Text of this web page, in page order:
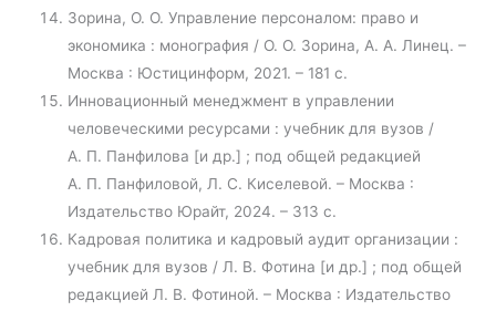
Зорина, О. О. Управление персоналом: право и
экономика : монография / О. О. Зорина, А. А. Линец. –
Москва : Юстицинформ, 2021. – 181 с.
Инновационный менеджмент в управлении
человеческими ресурсами : учебник для вузов /
А. П. Панфилова [и др.] ; под общей редакцией
А. П. Панфиловой, Л. С. Киселевой. – Москва :
Издательство Юрайт, 2024. – 313 с.
Кадровая политика и кадровый аудит организации :
учебник для вузов / Л. В. Фотина [и др.] ; под общей
редакцией Л. В. Фотиной. – Москва : Издательство